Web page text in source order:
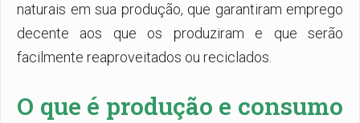
naturais em sua produção, que garantiram emprego
decente aos que os produziram e que serão
facilmente reaproveitados ou reciclados.
O que é produção e consumo